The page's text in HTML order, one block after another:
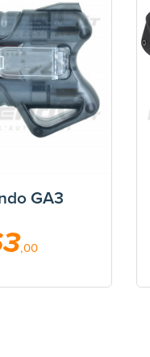
GA3
,00